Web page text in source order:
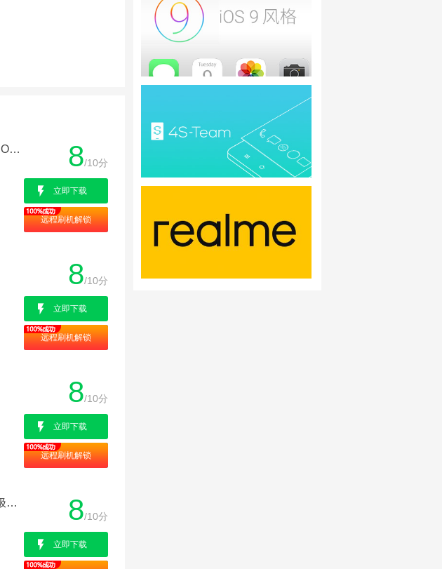
三星A5000 官方6.0 超级优化 精简 人性化 省电美化 流畅 开启ROOT 8/10分
立即下载
远程刷机解锁
8/10分
立即下载
远程刷机解锁
8/10分
立即下载
远程刷机解锁
三星A5000 官方精品 省电实用 精简优化 稳定流畅 完美ROOT 极力推荐 8/10分
立即下载